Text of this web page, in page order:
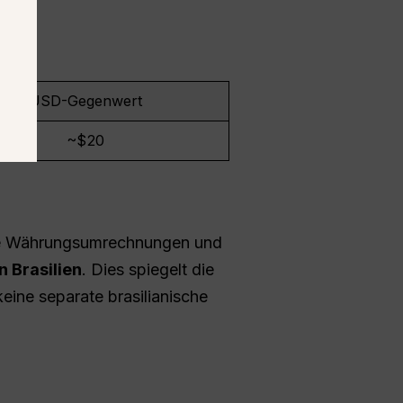
USD-Gegenwert
~$20
Währungsumrechnungen und
Brasilien. Dies spiegelt die
separate brasilianische